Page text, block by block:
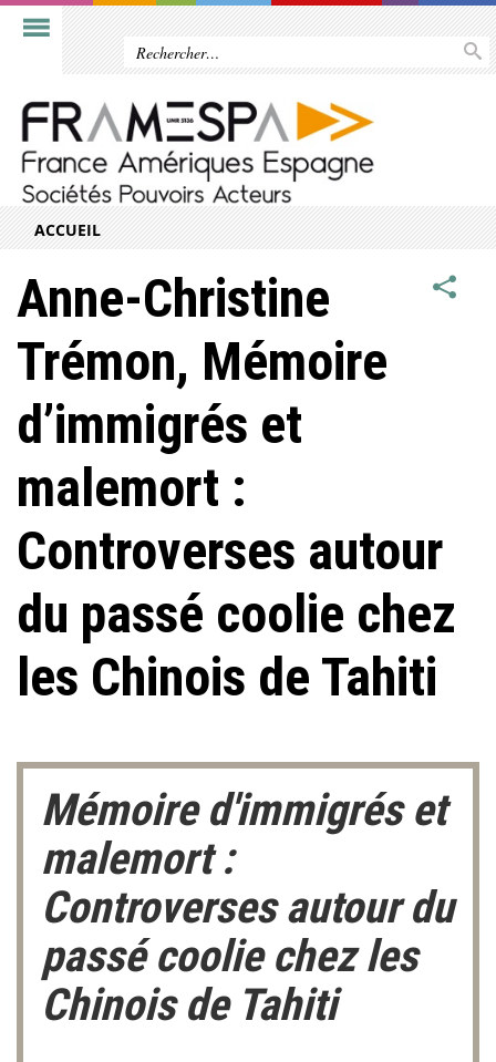
ACCUEIL
Anne-Christine
Trémon, Mémoire
d’immigrés et
malemort :
Controverses autour
du passé coolie chez
les Chinois de Tahiti
Mémoire d'immigrés et
malemort :
Controverses autour du
passé coolie chez les
Chinois de Tahiti